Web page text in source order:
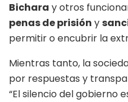
Bichara y otros
penas de prisión y
permitir o encubrir la
Mientras tanto, la
por respuestas y
“El silencio del gobierno